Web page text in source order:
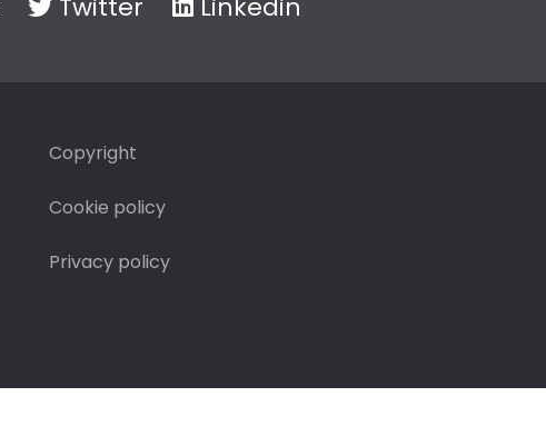
Twitter Linkedin
Copyright
Cookie policy
Privacy policy